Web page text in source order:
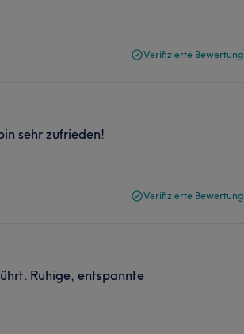
Verifizierte Bewertung
sehr zufrieden!
Verifizierte Bewertung
Ruhige, entspannte